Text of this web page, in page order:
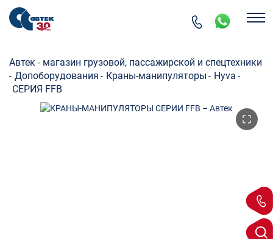
Автек - магазин грузовой, пассажирской и спецтехники
- Допоборудования - Краны-манипуляторы - Hyva -
СЕРИЯ FFB